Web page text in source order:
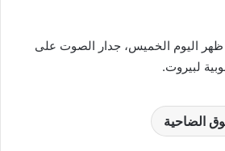
ظهر اليوم الخميس، جدار الصوت على
لبيروت.
الضاحية